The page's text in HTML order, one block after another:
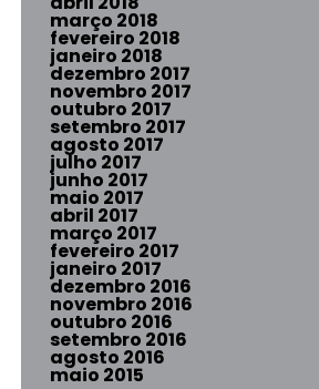
março 2018
fevereiro 2018
janeiro 2018
dezembro 2017
novembro 2017
outubro 2017
setembro 2017
agosto 2017
julho 2017
junho 2017
maio 2017
abril 2017
março 2017
fevereiro 2017
janeiro 2017
dezembro 2016
novembro 2016
outubro 2016
setembro 2016
agosto 2016
maio 2015